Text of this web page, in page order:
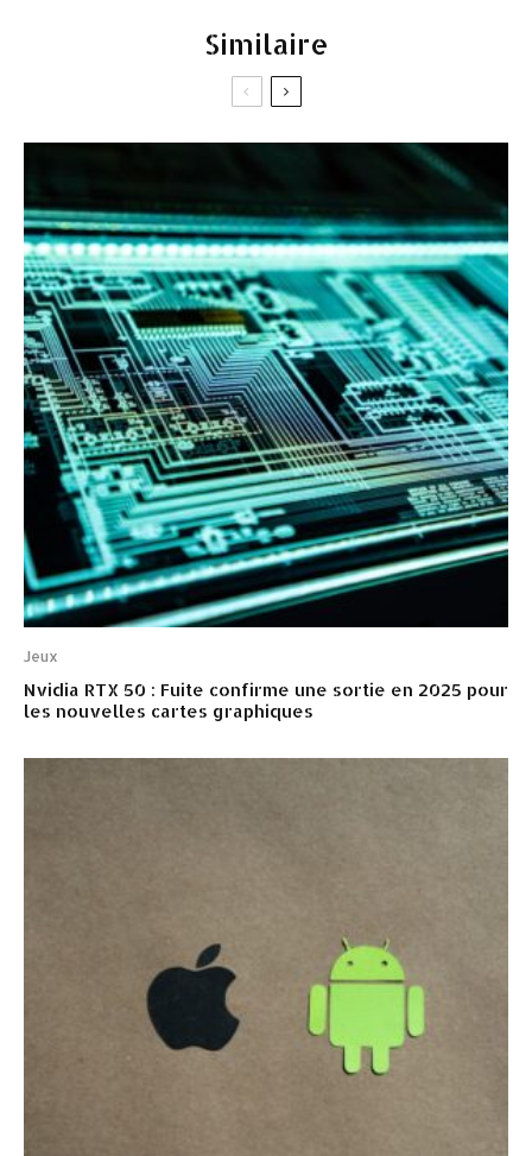
Similaire
Jeux
Nvidia RTX 50 : Fuite confirme une sortie en 2025 pour
les nouvelles cartes graphiques